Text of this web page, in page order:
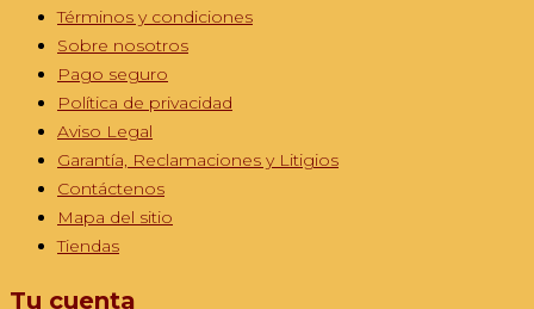
Términos y condiciones
Sobre nosotros
Pago seguro
Política de privacidad
Aviso Legal
Garantía, Reclamaciones y Litigios
Contáctenos
Mapa del sitio
Tiendas
Tu cuenta